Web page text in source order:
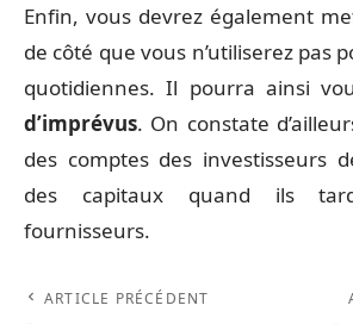
Enfin, vous devrez également
de côté que vous n’utiliserez pas
quotidiennes. Il pourra ainsi
d’imprévus. On constate
des comptes des investisseurs
des capitaux quand ils
fournisseurs.
ARTICLE PRÉCÉDENT